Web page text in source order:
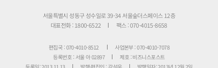
서울특별시 성동구 성수일로 39-34 서울숲더스페이스 12층
대표전화 : 1800-6522
팩스 : 070-4015-8658
편집국 : 070-4010-8512
사업본부 : 070-4010-7078
등록번호 : 서울 아 02897
제호 : 비즈니스포스트